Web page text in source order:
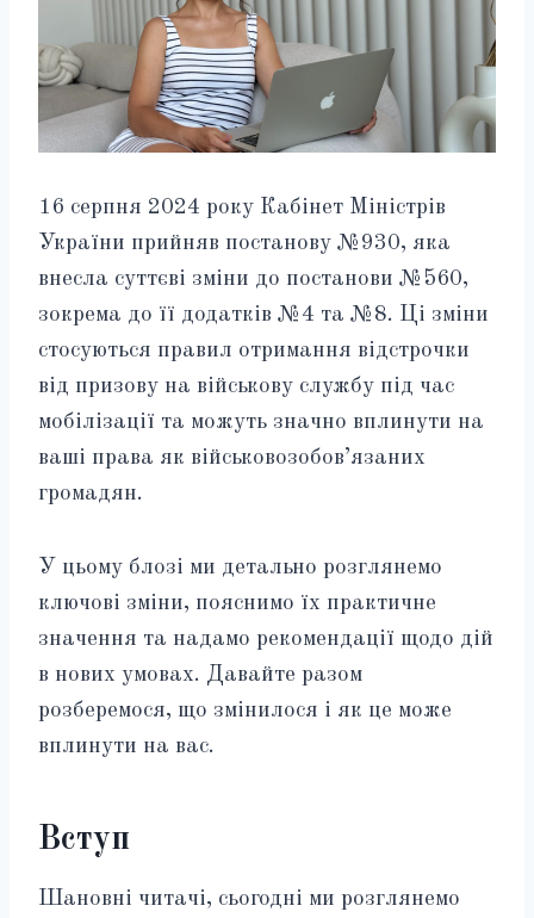
16 серпня 2024 року Кабінет Міністрів
України прийняв постанову №930, яка
внесла суттєві зміни до постанови №560,
зокрема до її додатків №4 та №8. Ці зміни
стосуються правил отримання відстрочки
від призову на військову службу під час
мобілізації та можуть значно вплинути на
ваші права як військовозобов’язаних
громадян.
У цьому блозі ми детально розглянемо
ключові зміни, пояснимо їх практичне
значення та надамо рекомендації щодо дій
в нових умовах. Давайте разом
розберемося, що змінилося і як це може
вплинути на вас.
Вступ
Шановні читачі, сьогодні ми розглянемо